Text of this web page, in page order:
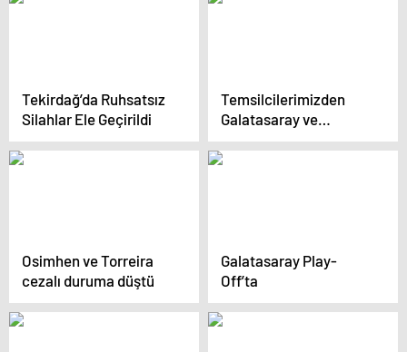
Tekirdağ’da Ruhsatsız
Silahlar Ele Geçirildi
Temsilcilerimizden
Galatasaray ve
Fenerbahçe turladı,
Beşiktaş Avrupa’ya
Osimhen ve Torreira
cezalı duruma düştü
Galatasaray Play-
Off’ta